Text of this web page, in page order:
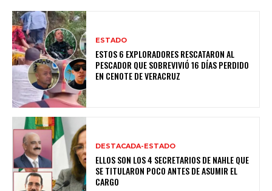
ESTADO
ESTOS 6 EXPLORADORES RESCATARON AL
PESCADOR QUE SOBREVIVIÓ 16 DÍAS PERDIDO
EN CENOTE DE VERACRUZ
DESTACADA-ESTADO
ELLOS SON LOS 4 SECRETARIOS DE NAHLE QUE
SE TITULARON POCO ANTES DE ASUMIR EL
CARGO